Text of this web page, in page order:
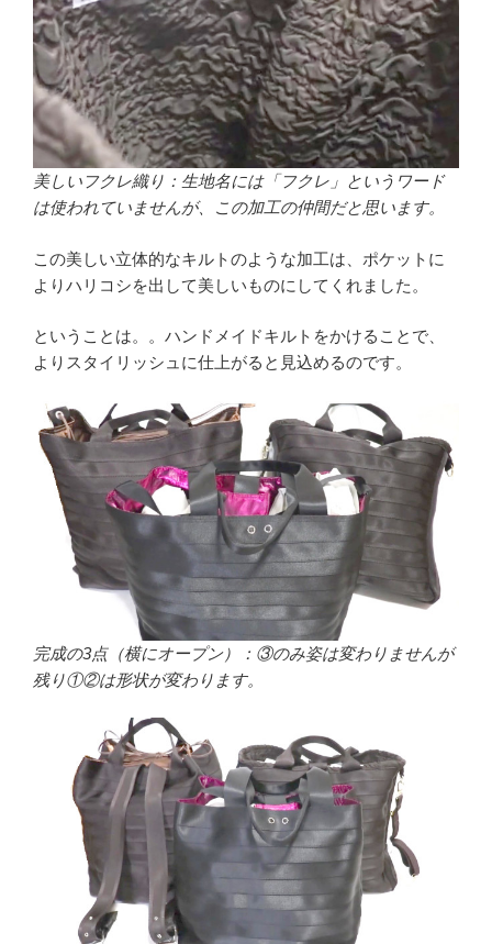
美しいフクレ織り：生地名には「フクレ」というワード
は使われていませんが、この加工の仲間だと思います。
この美しい立体的なキルトのような加工は、ポケットに
よりハリコシを出して美しいものにしてくれました。
ということは。。ハンドメイドキルトをかけることで、
よりスタイリッシュに仕上がると見込めるのです。
完成の3点（横にオープン）：③のみ姿は変わりませんが
残り①②は形状が変わります。